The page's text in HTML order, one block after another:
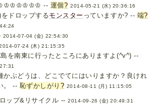
-- 運個? 2014-05-21 (水) 20:36:16
ドロップするモンスター っていますか? -- 端?
2014-07-04 (金) 22:54:30
07-24 (木) 21:15:35
を南東に行ったところにありますよ(^v^) --
かぶどうは、どこでてにはいりますか？良けれ
。 -- 恥ずかしがり ? 2014-08-11 (月) 11:15:05
ップ&リサイクル --2014-09-26 (金) 20:49:31